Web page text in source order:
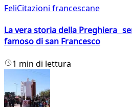
FeliCitazioni francescane
La vera storia della Preghiera
famoso di san Francesco
1 min di lettura